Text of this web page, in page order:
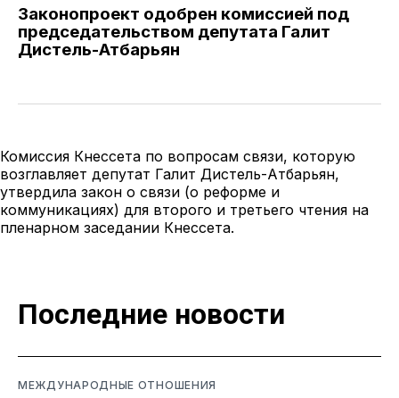
Законопроект одобрен комиссией под
председательством депутата Галит
Дистель-Атбарьян
Комиссия Кнессета по вопросам связи, которую
возглавляет депутат Галит Дистель-Атбарьян,
утвердила закон о связи (о реформе и
коммуникациях) для второго и третьего чтения на
пленарном заседании Кнессета.
Последние новости
МЕЖДУНАРОДНЫЕ ОТНОШЕНИЯ